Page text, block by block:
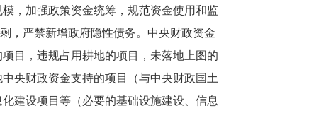
，加强政策资金统筹，规范资金使用和监
，严禁新增政府隐性债务。中央财政资金
目，违规占用耕地的项目，未落地上图的
央财政资金支持的项目（与中央财政国土
建设项目等（必要的基础设施建设、信息